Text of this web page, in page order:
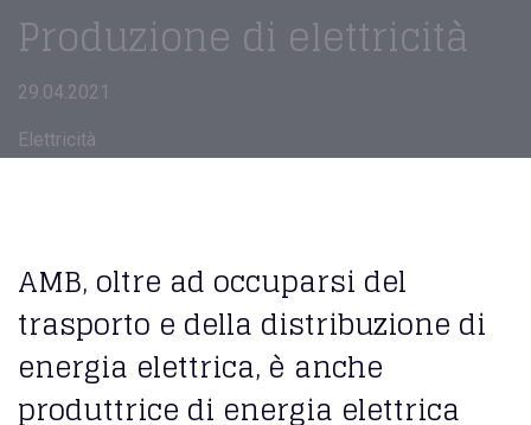
Produzione di elettricità
29.04.2021
Elettricità
AMB, oltre ad occuparsi del
trasporto e della distribuzione di
energia elettrica, è anche
produttrice di energia elettrica